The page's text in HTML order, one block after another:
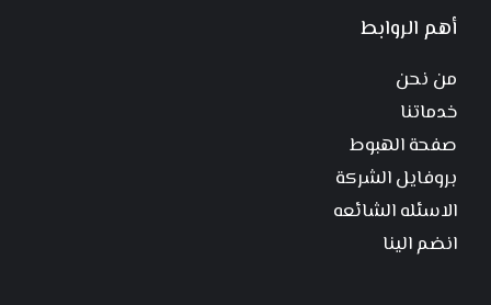
أهم الروابط
من نحن
خدماتنا
صفحة الهبوط
بروفايل الشركة
الاسئله الشائعه
انضم الينا